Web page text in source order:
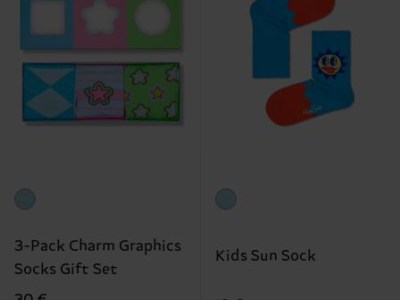
3-Pack Charm Graphics
Socks Gift Set
Kids Sun Sock